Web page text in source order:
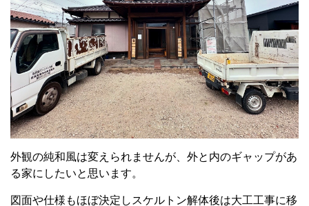
外観の純和風は変えられませんが、外と内のギャップがあ
る家にしたいと思います。
図面や仕様もほぼ決定しスケルトン解体後は大工工事に移